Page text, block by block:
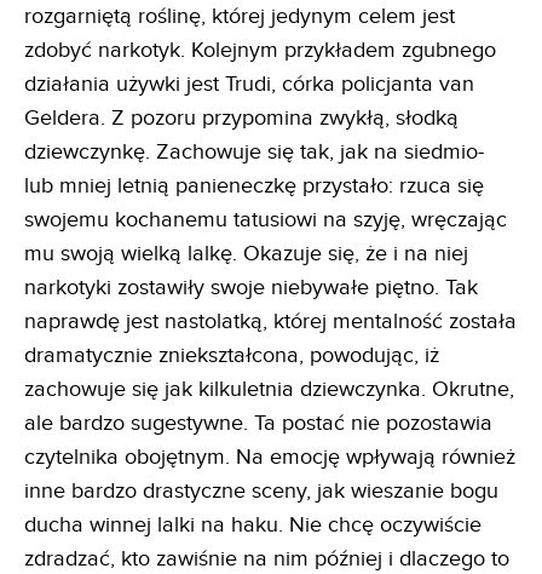
rozgarniętą roślinę, której jedynym celem jest
zdobyć narkotyk. Kolejnym przykładem zgubnego
działania używki jest Trudi, córka policjanta van
Geldera. Z pozoru przypomina zwykłą, słodką
dziewczynkę. Zachowuje się tak, jak na siedmio-
lub mniej letnią panieneczkę przystało: rzuca się
swojemu kochanemu tatusiowi na szyję, wręczając
mu swoją wielką lalkę. Okazuje się, że i na niej
narkotyki zostawiły swoje niebywałe piętno. Tak
naprawdę jest nastolatką, której mentalność została
dramatycznie zniekształcona, powodując, iż
zachowuje się jak kilkuletnia dziewczynka. Okrutne,
ale bardzo sugestywne. Ta postać nie pozostawia
czytelnika obojętnym. Na emocję wpływają również
inne bardzo drastyczne sceny, jak wieszanie bogu
ducha winnej lalki na haku. Nie chcę oczywiście
zdradzać, kto zawiśnie na nim później i dlaczego to